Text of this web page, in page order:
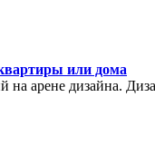
или дома
арене дизайна.